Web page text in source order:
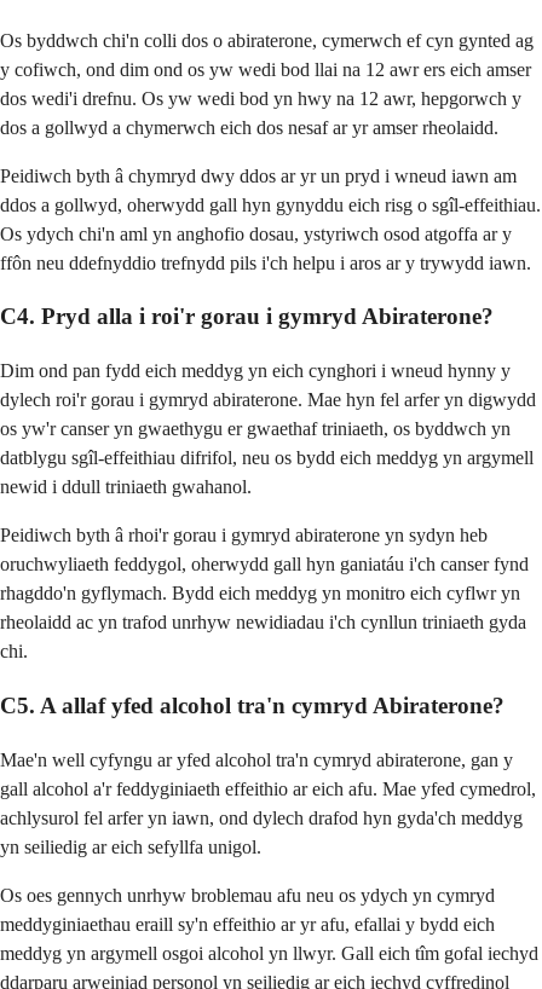
Os byddwch chi'n colli dos o abiraterone, cymerwch ef cyn gynted ag
y cofiwch, ond dim ond os yw wedi bod llai na 12 awr ers eich amser
dos wedi'i drefnu. Os yw wedi bod yn hwy na 12 awr, hepgorwch y
dos a gollwyd a chymerwch eich dos nesaf ar yr amser rheolaidd.
Peidiwch byth â chymryd dwy ddos ​​ar yr un pryd i wneud iawn am
ddos ​​a gollwyd, oherwydd gall hyn gynyddu eich risg o sgîl-effeithiau.
Os ydych chi'n aml yn anghofio dosau, ystyriwch osod atgoffa ar y
ffôn neu ddefnyddio trefnydd pils i'ch helpu i aros ar y trywydd iawn.
C4. Pryd alla i roi'r gorau i gymryd Abiraterone?
Dim ond pan fydd eich meddyg yn eich cynghori i wneud hynny y
dylech roi'r gorau i gymryd abiraterone. Mae hyn fel arfer yn digwydd
os yw'r canser yn gwaethygu er gwaethaf triniaeth, os byddwch yn
datblygu sgîl-effeithiau difrifol, neu os bydd eich meddyg yn argymell
newid i ddull triniaeth gwahanol.
Peidiwch byth â rhoi'r gorau i gymryd abiraterone yn sydyn heb
oruchwyliaeth feddygol, oherwydd gall hyn ganiatáu i'ch canser fynd
rhagddo'n gyflymach. Bydd eich meddyg yn monitro eich cyflwr yn
rheolaidd ac yn trafod unrhyw newidiadau i'ch cynllun triniaeth gyda
chi.
C5. A allaf yfed alcohol tra'n cymryd Abiraterone?
Mae'n well cyfyngu ar yfed alcohol tra'n cymryd abiraterone, gan y
gall alcohol a'r feddyginiaeth effeithio ar eich afu. Mae yfed cymedrol,
achlysurol fel arfer yn iawn, ond dylech drafod hyn gyda'ch meddyg
yn seiliedig ar eich sefyllfa unigol.
Os oes gennych unrhyw broblemau afu neu os ydych yn cymryd
meddyginiaethau eraill sy'n effeithio ar yr afu, efallai y bydd eich
meddyg yn argymell osgoi alcohol yn llwyr. Gall eich tîm gofal iechyd
ddarparu arweiniad personol yn seiliedig ar eich iechyd cyffredinol